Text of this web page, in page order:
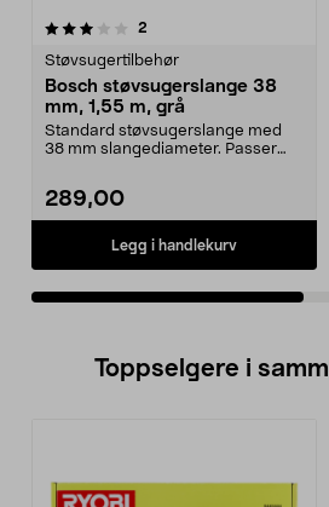
2
Støvsugertilbehør
Bosch støvsugerslange 38
mm, 1,55 m, grå
Standard støvsugerslange med
38 mm slangediameter. Passer
289,00
Legg i handlekurv
0.0 av 5 stjerner
Toppselgere i